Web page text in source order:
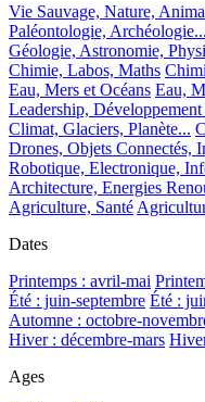
Vie Sauvage, Nature,
Paléontologie, Archéologie...
Géologie, Astronomie,
Chimie, Labos, Maths
Eau, Mers et Océans Eau,
Leadership, Développement
Climat, Glaciers, Planète...
Drones, Objets Connectés,
Robotique, Electronique,
Architecture, Energies
Agriculture, Santé
Dates
Printemps : avril-mai
Été : juin-septembre Été :
Automne : octobre-
Hiver : décembre-mars
Ages